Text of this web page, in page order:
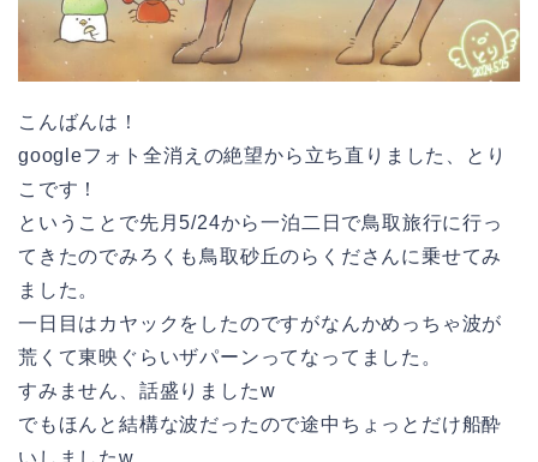
こんばんは！
googleフォト全消えの絶望から立ち直りました、とり
こです！
ということで先月5/24から一泊二日で鳥取旅行に行っ
てきたのでみろくも鳥取砂丘のらくださんに乗せてみ
ました。
一日目はカヤックをしたのですがなんかめっちゃ波が
荒くて東映ぐらいザパーンってなってました。
すみません、話盛りましたw
でもほんと結構な波だったので途中ちょっとだけ船酔
いしましたw